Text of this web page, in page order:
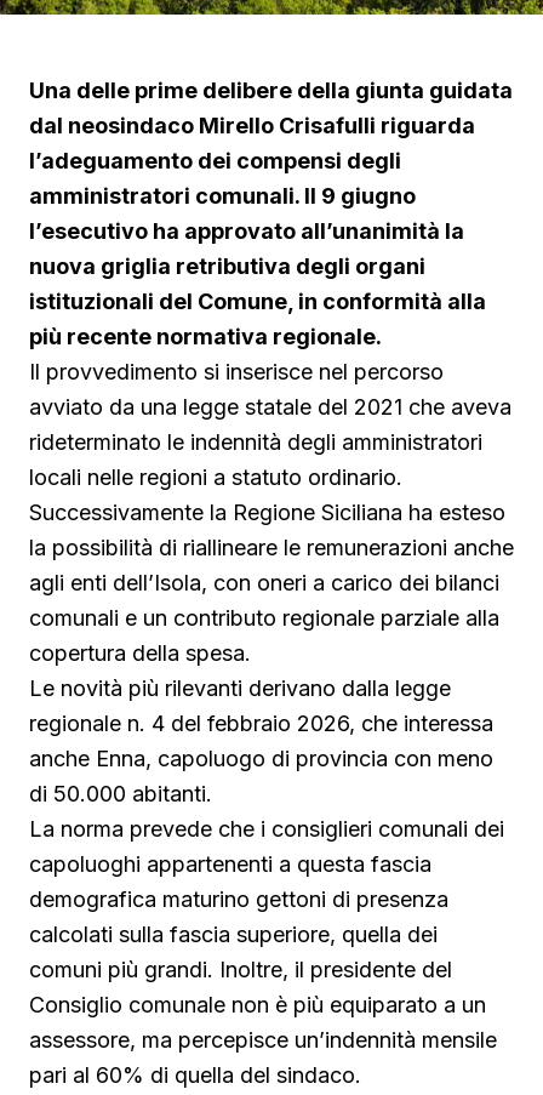
Una delle prime delibere della giunta guidata
dal neosindaco Mirello Crisafulli riguarda
l’adeguamento dei compensi degli
amministratori comunali. Il 9 giugno
l’esecutivo ha approvato all’unanimità la
nuova griglia retributiva degli organi
istituzionali del Comune, in conformità alla
più recente normativa regionale.
Il provvedimento si inserisce nel percorso
avviato da una legge statale del 2021 che aveva
rideterminato le indennità degli amministratori
locali nelle regioni a statuto ordinario.
Successivamente la Regione Siciliana ha esteso
la possibilità di riallineare le remunerazioni anche
agli enti dell’Isola, con oneri a carico dei bilanci
comunali e un contributo regionale parziale alla
copertura della spesa.
Le novità più rilevanti derivano dalla legge
regionale n. 4 del febbraio 2026, che interessa
anche Enna, capoluogo di provincia con meno
di 50.000 abitanti.
La norma prevede che i consiglieri comunali dei
capoluoghi appartenenti a questa fascia
demografica maturino gettoni di presenza
calcolati sulla fascia superiore, quella dei
comuni più grandi. Inoltre, il presidente del
Consiglio comunale non è più equiparato a un
assessore, ma percepisce un’indennità mensile
pari al 60% di quella del sindaco.